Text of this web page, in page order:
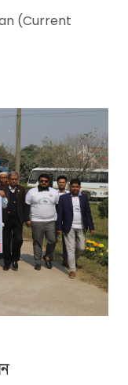
(Current